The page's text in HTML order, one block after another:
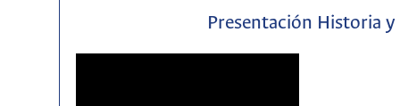
Presentación Historia y